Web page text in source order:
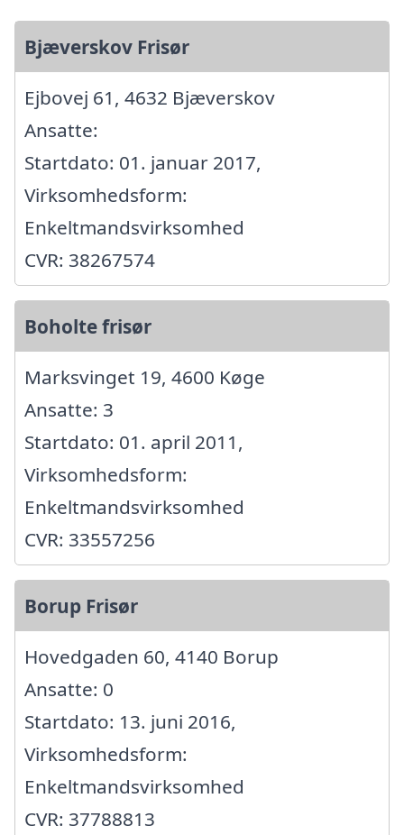
Bjæverskov Frisør
Ejbovej 61, 4632 Bjæverskov
Ansatte:
Startdato: 01. januar 2017,
Virksomhedsform:
Enkeltmandsvirksomhed
CVR: 38267574
Boholte frisør
Marksvinget 19, 4600 Køge
Ansatte: 3
Startdato: 01. april 2011,
Virksomhedsform:
Enkeltmandsvirksomhed
CVR: 33557256
Borup Frisør
Hovedgaden 60, 4140 Borup
Ansatte: 0
Startdato: 13. juni 2016,
Virksomhedsform:
Enkeltmandsvirksomhed
CVR: 37788813